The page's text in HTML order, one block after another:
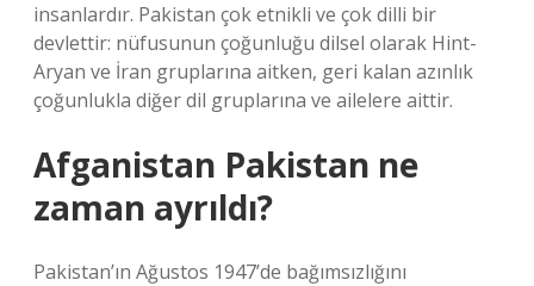
insanlardır. Pakistan çok etnikli ve çok dilli bir
devlettir: nüfusunun çoğunluğu dilsel olarak Hint-
Aryan ve İran gruplarına aitken, geri kalan azınlık
çoğunlukla diğer dil gruplarına ve ailelere aittir.
Afganistan Pakistan ne
zaman ayrıldı?
Pakistan’ın Ağustos 1947’de bağımsızlığını